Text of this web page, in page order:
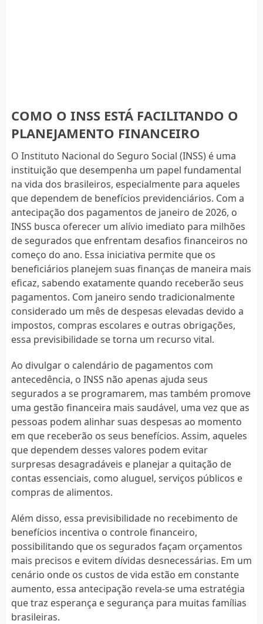
COMO O INSS ESTÁ FACILITANDO O
PLANEJAMENTO FINANCEIRO
O Instituto Nacional do Seguro Social (INSS) é uma
instituição que desempenha um papel fundamental
na vida dos brasileiros, especialmente para aqueles
que dependem de benefícios previdenciários. Com a
antecipação dos pagamentos de janeiro de 2026, o
INSS busca oferecer um alívio imediato para milhões
de segurados que enfrentam desafios financeiros no
começo do ano. Essa iniciativa permite que os
beneficiários planejem suas finanças de maneira mais
eficaz, sabendo exatamente quando receberão seus
pagamentos. Com janeiro sendo tradicionalmente
considerado um mês de despesas elevadas devido a
impostos, compras escolares e outras obrigações,
essa previsibilidade se torna um recurso vital.
Ao divulgar o calendário de pagamentos com
antecedência, o INSS não apenas ajuda seus
segurados a se programarem, mas também promove
uma gestão financeira mais saudável, uma vez que as
pessoas podem alinhar suas despesas ao momento
em que receberão os seus benefícios. Assim, aqueles
que dependem desses valores podem evitar
surpresas desagradáveis e planejar a quitação de
contas essenciais, como aluguel, serviços públicos e
compras de alimentos.
Além disso, essa previsibilidade no recebimento de
benefícios incentiva o controle financeiro,
possibilitando que os segurados façam orçamentos
mais precisos e evitem dívidas desnecessárias. Em um
cenário onde os custos de vida estão em constante
aumento, essa antecipação revela-se uma estratégia
que traz esperança e segurança para muitas famílias
brasileiras.